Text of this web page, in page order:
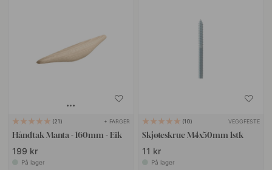
21 + FARGER
Håndtak Manta - 160mm - Eik
199 kr
På lager
10 VEGGFESTE
Skjøteskrue M4x50mm 1stk
11 kr
På lager